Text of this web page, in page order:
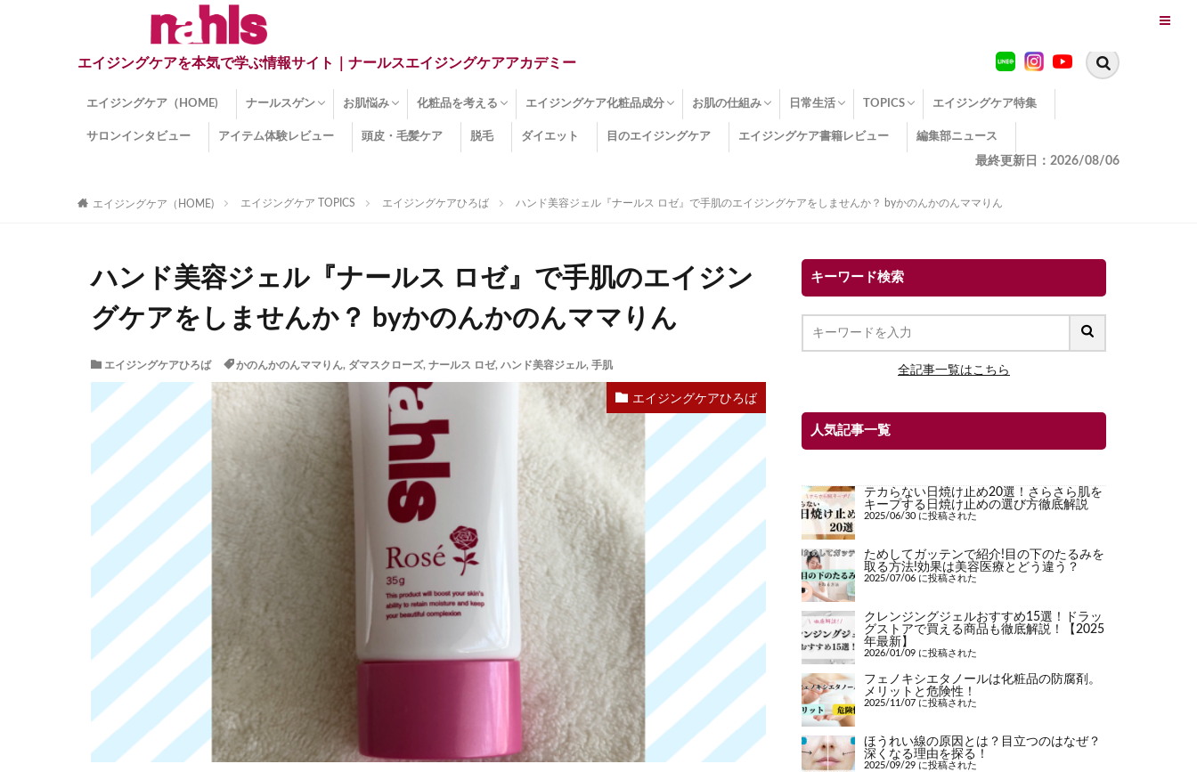
エイジングケアを本気で学ぶ情報サイト｜ナールスエイジングケアアカデミー
エイジングケア（HOME) ナールスゲン
ナールスゲンとは？
ナールスゲン関連成分
お肌悩み
インナードライ肌
くすみ
目の下のクマ
しみ
しわ
顔・頭皮のたるみ
ほうれい線
毛穴
手荒れ
乾燥肌
敏感肌
紫外線ダメージ
薄毛
その他のお肌悩み
化粧品を考える
エイジングケア化粧品
化粧水
美容液
保湿クリーム
酵素洗顔
ハンドクリーム
フェイスマスク
ほうれい線化粧品
コラーゲン化粧品
メイク化粧品
洗顔・クレンジング
オールインワン化粧品
その他の化粧品
エイジングケア化粧品成分
エイジングケア化粧品(成分)
セラミド
ネオダーミル
プロテオグリカン
ビタミンC誘導体
コラーゲン
その他の化粧品成分
お肌の仕組み
エイジング
ターンオーバー
皮下組織
表皮
真皮
表皮常在菌
女性ホルモン
その他
日常生活
糖化
便秘
TOPICS
エイジングケア TOPICS
コラーゲンサプリの効果
エイジングケアクイズ
季節別のエイジングケア
幸福とエイジングケア
温活でアンチエイジング
イオン導入
エイジングケア3つのポイント
エイジングケアセミナー
エイジングケアトピックス
動画でみるエイジングケア
エイジングケア特集
サロンインタビュー アイテム体験レビュー 頭皮・毛髪ケア 脱毛 ダイエット 目のエイジングケア エイジングケア書籍レビュー 編集部ニュース
最終更新日：2026/08/06
エイジングケア（HOME) エイジングケア TOPICS エイジングケアひろば ハンド美容ジェル『ナールス ロゼ』で手肌のエイジングケアをしませんか？ byかのんかのんママりん
ハンド美容ジェル『ナールス ロゼ』で手肌のエイジン
グケアをしませんか？ byかのんかのんママりん
エイジングケアひろば かのんかのんママりん, ダマスクローズ, ナールス ロゼ, ハンド美容ジェル, 手肌
エイジングケアひろば
キーワード検索
全記事一覧はこちら
人気記事一覧
テカらない日焼け止め20選！さらさら肌を
キープする日焼け止めの選び方徹底解説
2025/06/30 に投稿された
ためしてガッテンで紹介!目の下のたるみを
取る方法!効果は美容医療とどう違う？
2025/07/06 に投稿された
クレンジングジェルおすすめ15選！ドラッ
グストアで買える商品も徹底解説！【2025
年最新】
2026/01/09 に投稿された
フェノキシエタノールは化粧品の防腐剤。
メリットと危険性！
2025/11/07 に投稿された
ほうれい線の原因とは？目立つのはなぜ？
深くなる理由を探る！
2025/09/29 に投稿された